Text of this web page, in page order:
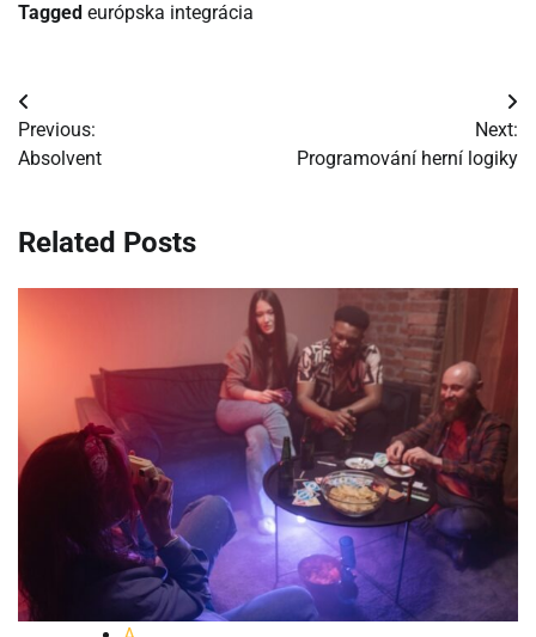
Tagged európska integrácia
Navigácia
v
Previous:
Absolvent
Next:
Programování herní logiky
Related Posts